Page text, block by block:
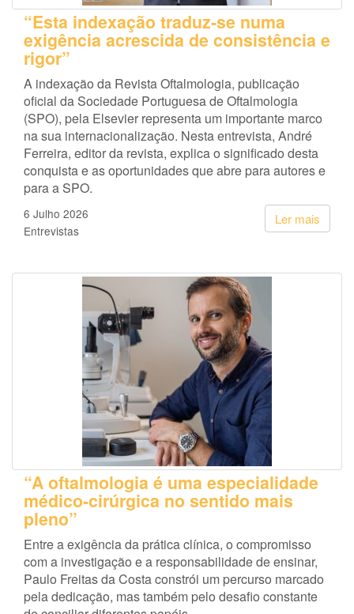
“Esta indexação traduz-se numa
exigência acrescida de consistência e
rigor”
A indexação da Revista Oftalmologia, publicação
oficial da Sociedade Portuguesa de Oftalmologia
(SPO), pela Elsevier representa um importante marco
na sua internacionalização. Nesta entrevista, André
Ferreira, editor da revista, explica o significado desta
conquista e as oportunidades que abre para autores e
para a SPO.
Ler mais
6 Julho 2026
Entrevistas
“A oftalmologia é uma especialidade
médico-cirúrgica no sentido mais
pleno”
Entre a exigência da prática clínica, o compromisso
com a investigação e a responsabilidade de ensinar,
Paulo Freitas da Costa constrói um percurso marcado
pela dedicação, mas também pelo desafio constante